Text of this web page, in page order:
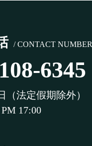
/ CONTACT NUMBER
6345
（法定假期除外）
17:00